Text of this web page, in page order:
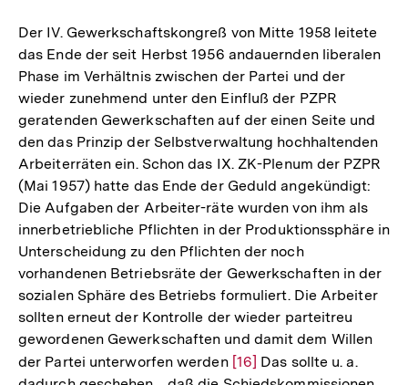
Der IV. Gewerkschaftskongreß von Mitte 1958 leitete
das Ende der seit Herbst 1956 andauernden liberalen
Phase im Verhältnis zwischen der Partei und der
wieder zunehmend unter den Einfluß der PZPR
geratenden Gewerkschaften auf der einen Seite und
den das Prinzip der Selbstverwaltung hochhaltenden
Arbeiterräten ein. Schon das IX. ZK-Plenum der PZPR
(Mai 1957) hatte das Ende der Geduld angekündigt:
Die Aufgaben der Arbeiter-räte wurden von ihm als
innerbetriebliche Pflichten in der Produktionssphäre in
Unterscheidung zu den Pflichten der noch
vorhandenen Betriebsräte der Gewerkschaften in der
sozialen Sphäre des Betriebs formuliert. Die Arbeiter
sollten erneut der Kontrolle der wieder parteitreu
gewordenen Gewerkschaften und damit dem Willen
der Partei unterworfen werden Zur
[16] Das sollte u. a.